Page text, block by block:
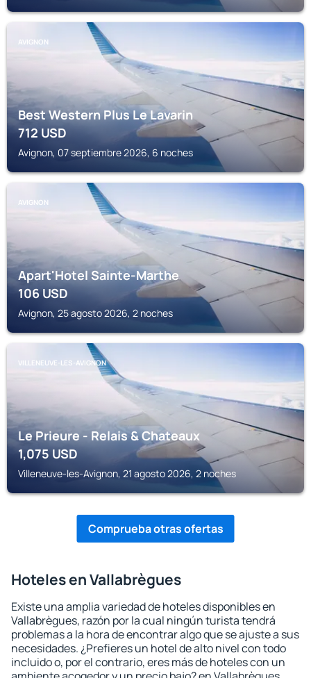
AVIGNON
Best Western Plus Le Lavarin
712USD
Avignon, 07 septiembre 2026, 6 noches
AVIGNON
Apart'Hotel Sainte-Marthe
106USD
Avignon, 25 agosto 2026, 2 noches
VILLENEUVE-LES-AVIGNON
Le Prieure - Relais & Chateaux
1,075USD
Villeneuve-les-Avignon, 21 agosto 2026, 2 noches
Comprueba otras ofertas
Hoteles en Vallabrègues
Existe una amplia variedad de hoteles disponibles en
Vallabrègues, razón por la cual ningún turista tendrá
problemas a la hora de encontrar algo que se ajuste a sus
necesidades. ¿Prefieres un hotel de alto nivel con todo
incluido o, por el contrario, eres más de hoteles con un